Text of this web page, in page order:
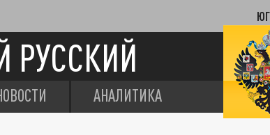
ЮГ
РУССКИЙ
АНАЛИТИКА